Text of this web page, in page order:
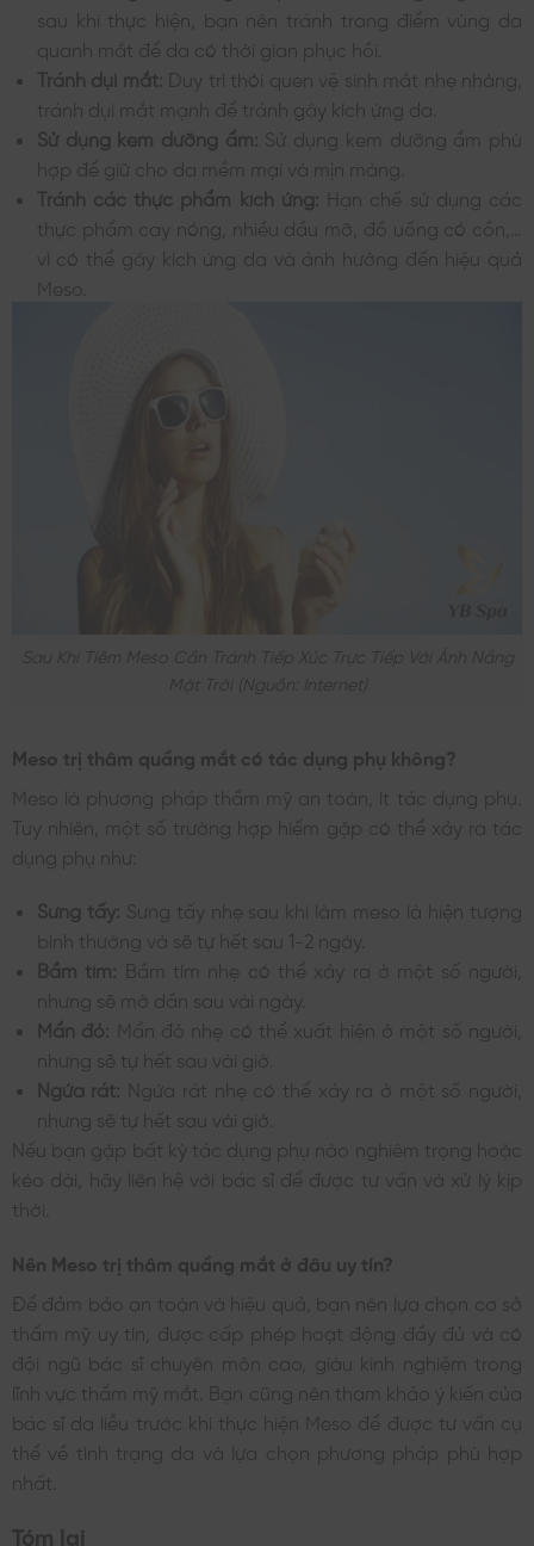
sau khi thực hiện, bạn nên tránh trang điểm vùng da
quanh mắt để da có thời gian phục hồi.
Tránh dụi mắt: Duy trì thói quen vệ sinh mắt nhẹ nhàng,
tránh dụi mắt mạnh để tránh gây kích ứng da.
Sử dụng kem dưỡng ẩm: Sử dụng kem dưỡng ẩm phù
hợp để giữ cho da mềm mại và mịn màng.
Tránh các thực phẩm kích ứng: Hạn chế sử dụng các
thực phẩm cay nóng, nhiều dầu mỡ, đồ uống có cồn,…
vì có thể gây kích ứng da và ảnh hưởng đến hiệu quả
Meso.
Sau Khi Tiêm Meso Cần Tránh Tiếp Xúc Trực Tiếp Với Ánh Nắng
Mặt Trời (nguồn: Internet)
Meso trị thâm quầng mắt có tác dụng phụ không?
Meso là phương pháp thẩm mỹ an toàn, ít tác dụng phụ.
Tuy nhiên, một số trường hợp hiếm gặp có thể xảy ra tác
dụng phụ như:
Sưng tấy: Sưng tấy nhẹ sau khi làm meso là hiện tượng
bình thường và sẽ tự hết sau 1-2 ngày.
Bầm tím:
Bầm tím nhẹ có thể xảy ra ở một số người,
nhưng sẽ mờ dần sau vài ngày.
Mẩn đỏ: Mẩn đỏ nhẹ có thể xuất hiện ở một số người,
nhưng sẽ tự hết sau vài giờ.
Ngứa rát: Ngứa rát nhẹ có thể xảy ra ở một số người,
nhưng sẽ tự hết sau vài giờ.
Nếu bạn gặp bất kỳ tác dụng phụ nào nghiêm trọng hoặc
kéo dài, hãy liên hệ với bác sĩ để được tư vấn và xử lý kịp
thời.
Nên Meso trị thâm quầng mắt ở đâu uy tín?
Để đảm bảo an toàn và hiệu quả, bạn nên lựa chọn cơ sở
thẩm mỹ uy tín, được cấp phép hoạt động đầy đủ và có
đội ngũ bác sĩ chuyên môn cao, giàu kinh nghiệm trong
lĩnh vực thẩm mỹ mắt. Bạn cũng nên tham khảo ý kiến của
bác sĩ da liễu trước khi thực hiện Meso để được tư vấn cụ
thể về tình trạng da và lựa chọn phương pháp phù hợp
nhất.
Tóm lại